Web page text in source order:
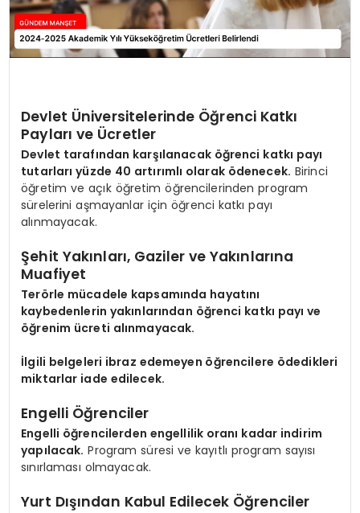
Devlet Üniversitelerinde Öğrenci Katkı
Payları ve Ücretler
Devlet tarafından karşılanacak öğrenci katkı payı
tutarları yüzde 40 artırımlı olarak ödenecek. Birinci
öğretim ve açık öğretim öğrencilerinden program
sürelerini aşmayanlar için öğrenci katkı payı
alınmayacak.
Şehit Yakınları, Gaziler ve Yakınlarına
Muafiyet
Terörle mücadele kapsamında hayatını
kaybedenlerin yakınlarından öğrenci katkı payı ve
öğrenim ücreti alınmayacak.
İlgili belgeleri ibraz edemeyen öğrencilere ödedikleri
miktarlar iade edilecek.
Engelli Öğrenciler
Engelli öğrencilerden engellilik oranı kadar indirim
yapılacak. Program süresi ve kayıtlı program sayısı
sınırlaması olmayacak.
Yurt Dışından Kabul Edilecek Öğrenciler